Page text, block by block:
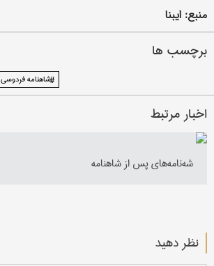
منبع: ایبنا
برچسب ها
#شاهنامه فردوسی
اخبار مرتبط
شه‌نامه‌های پس از شاهنامه
نظر دهید